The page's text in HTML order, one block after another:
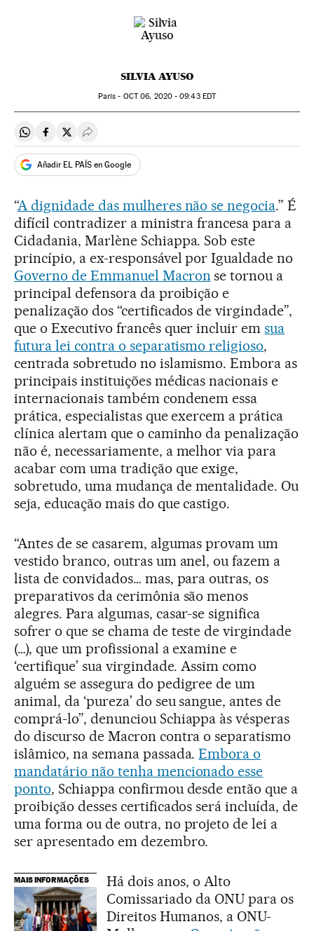
SILVIA AYUSO
Paris - OCT06, 2020 - 09:43EDT
Compartir en Whatsapp
Compartir en Facebook
Compartir en Twitter
Desplegar Redes Sociales
Añadir EL PAÍS en Google
“A dignidade das mulheres não se negocia.” É
difícil contradizer a ministra francesa para a
Cidadania, Marlène Schiappa. Sob este
princípio, a ex-responsável por Igualdade no
Governo de Emmanuel Macron se tornou a
principal defensora da proibição e
penalização dos “certificados de virgindade”,
que o Executivo francês quer incluir emsua
futura lei contra o separatismo religioso,
centrada sobretudo no islamismo. Embora as
principais instituições médicas nacionais e
internacionais também condenem essa
prática, especialistas que exercem a prática
clínica alertam que o caminho da penalização
não é, necessariamente, a melhor via para
acabar com uma tradição que exige,
sobretudo, uma mudança de mentalidade. Ou
seja, educação mais do que castigo.
“Antes de se casarem, algumas provam um
vestido branco, outras um anel, ou fazem a
lista de convidados… mas, para outras, os
preparativos da cerimônia são menos
alegres. Para algumas, casar-se significa
sofrer o que se chama de teste de virgindade
(…), que um profissional a examine e
‘certifique’ sua virgindade. Assim como
alguém se assegura do pedigree de um
animal, da ‘pureza’ do seu sangue, antes de
comprá-lo”, denunciou Schiappa às vésperas
do discurso de Macron contra o separatismo
islâmico, na semana passada.Embora o
mandatário não tenha mencionado esse
ponto, Schiappa confirmou desde então que a
proibição desses certificados será incluída, de
uma forma ou de outra, no projeto de lei a
ser apresentado em dezembro.
MAIS INFORMAÇÕES
Há dois anos, o Alto
Comissariado da ONU para os
Direitos Humanos, a ONU-